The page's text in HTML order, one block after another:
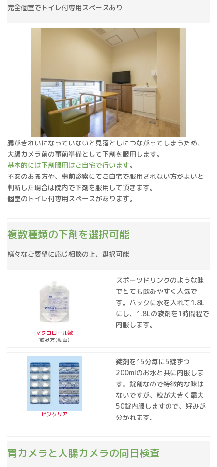
完全個室でトイレ付専用スペースあり
腸がきれいになっていないと見落としにつながってしまうため、
大腸カメラ前の事前準備として下剤を服用します。
基本的には下剤服用はご自宅で行います。
不安のある方や、事前診察にてご自宅で服用されない方がよいと
判断した場合は院内で下剤を服用して頂きます。
個室のトイレ付専用スペースがあります。
複数種類の下剤を選択可能
様々なご要望に応じ相談の上、選択可能
マグコロール散
飲み方(動画)
スポーツドリンクのような味
でとても飲みやすく人気で
す。パックに水を入れて1.8L
にし、1.8Lの液剤を1時間程で
内服します。
ビジクリア
錠剤を15分毎に5錠ずつ
200mlのお水と共に内服しま
す。錠剤なので特徴的な味は
ないですが、粒が大きく最大
50錠内服しますので、好みが
分かれます。
胃カメラと大腸カメラの同日検査